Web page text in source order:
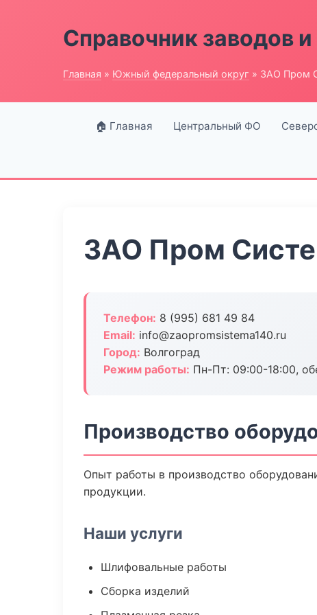
Справочник заводов
Главная » Южный федеральный округ » ЗАО Пром
🏠 Главная Центральный ФО
ЗАО Пром
Телефон: 8 (995) 681 49 84
Email: info@zaopromsistema140.ru
Город: Волгоград
Режим работы: Пн-Пт: 09:00-18:00,
Производство
Опыт работы в производство
продукции.
Наши услуги
Шлифовальные работы
Сборка изделий